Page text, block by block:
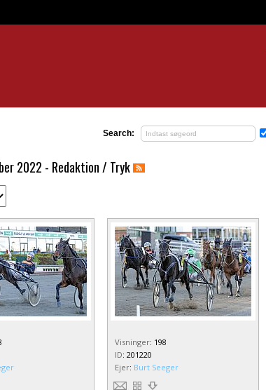
Search:
2022 - Redaktion / Tryk
Visninger: 198
ID: 201220
Ejer: Burt Seeger